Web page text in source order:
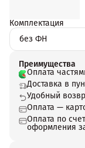
Комплектация
без ФН
Преимущества
Оплата
Доставка в
Удобный
Оплата —
Оплата по
оформления